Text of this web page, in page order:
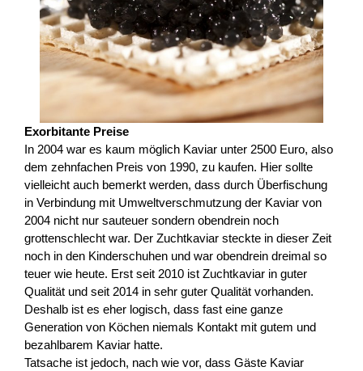
Exorbitante Preise
In 2004 war es kaum möglich Kaviar unter 2500 Euro, also
dem zehnfachen Preis von 1990, zu kaufen. Hier sollte
vielleicht auch bemerkt werden, dass durch Überfischung
in Verbindung mit Umweltverschmutzung der Kaviar von
2004 nicht nur sauteuer sondern obendrein noch
grottenschlecht war. Der Zuchtkaviar steckte in dieser Zeit
noch in den Kinderschuhen und war obendrein dreimal so
teuer wie heute. Erst seit 2010 ist Zuchtkaviar in guter
Qualität und seit 2014 in sehr guter Qualität vorhanden.
Deshalb ist es eher logisch, dass fast eine ganze
Generation von Köchen niemals Kontakt mit gutem und
bezahlbarem Kaviar hatte.
Tatsache ist jedoch, nach wie vor, dass Gäste Kaviar